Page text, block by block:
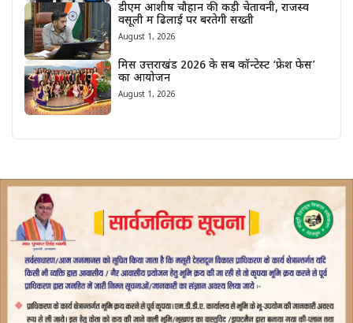
डीएम आशीष चौहान की कड़ी चेतावनी, राजस्व
वसूली में ढिलाई पर बरतेगी सख्ती
August 1, 2026
मिस उत्तराखंड 2026 के सब कॉन्टेस्ट ‘फ्रेश फेस’
का आयोजन
August 1, 2026